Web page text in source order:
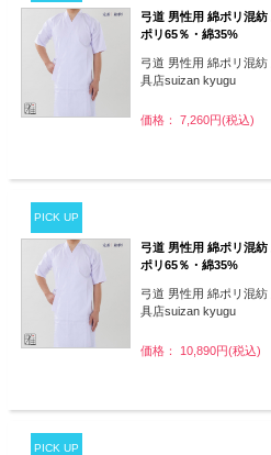
弓道 男性用 綿ポリ混紡
ポリ65％・綿35%
弓道 男性用 綿ポリ混
具店suizan kyugu
価格： 7,260円(税込)
PICK UP
弓道 男性用 綿ポリ混紡
ポリ65％・綿35%
弓道 男性用 綿ポリ混
具店suizan kyugu
価格： 10,890円(税込)
PICK UP